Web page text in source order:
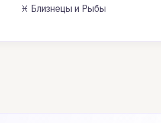
♓ Близнецы и Рыбы